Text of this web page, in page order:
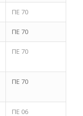
ΠΕ 70
ΠΕ 70
ΠΕ 70
ΠΕ 70
ΠΕ 06